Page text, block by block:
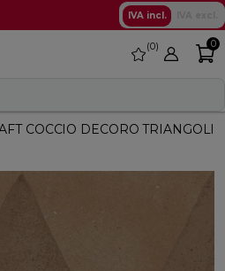
IVA incl.
favorite
0 0
COCCIO DECORO TRIANGOLI